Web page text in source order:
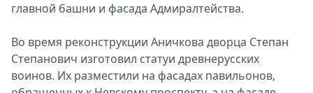
главной башни и фасада Адмиралтейства.
Во время реконструкции Аничкова дворца Степан
Степанович изготовил статуи древнерусских
воинов. Их разместили на фасадах павильонов,